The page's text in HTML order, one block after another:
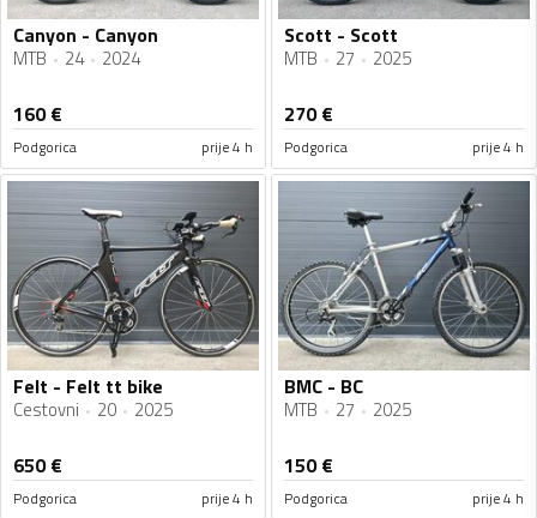
Canyon - Canyon
MTB 24 2024
160€
Podgorica prije 4 h
Scott - Scott
MTB 27 2025
270€
Podgorica prije 4 h
Felt - Felt tt bike
Cestovni 20 2025
650€
Podgorica prije 4 h
BMC - BC
MTB 27 2025
150€
Podgorica prije 4 h